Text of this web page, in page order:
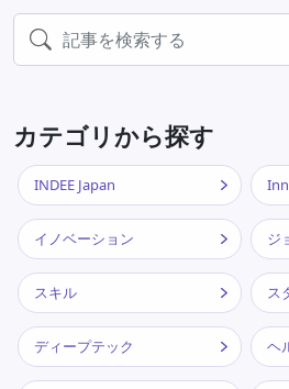
カテゴリから探す
INDEE Japan
イノベーション ジ
スキル ス
ディープテック ヘ